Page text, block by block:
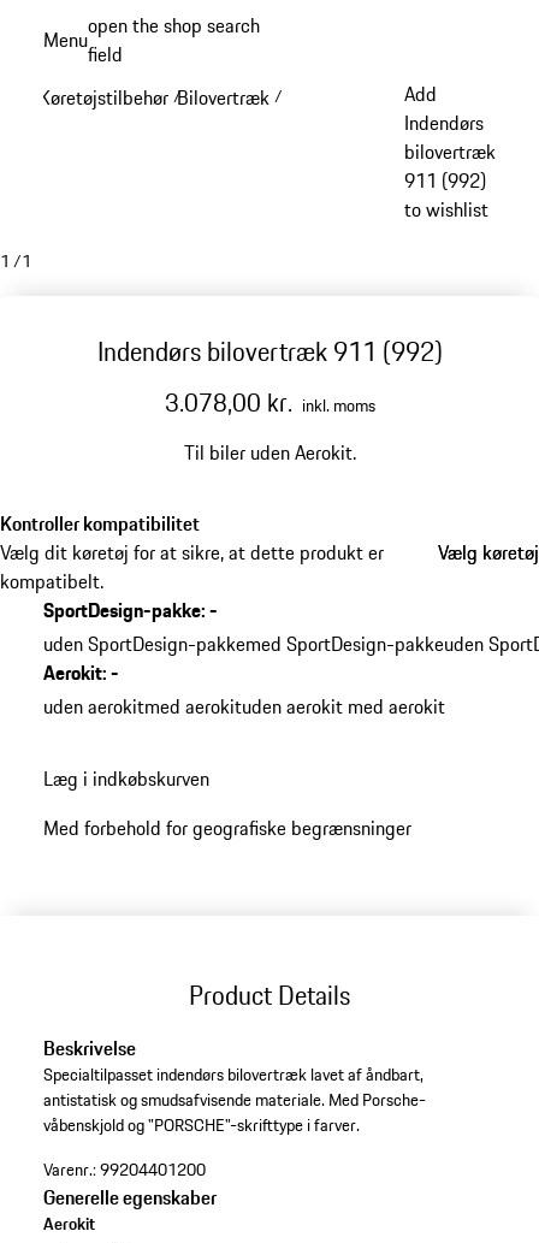
Menuopen the shop search
field
Køretøjstilbehør /Bilovertræk /
Add
Indendørs
bilovertræk
911 (992)
to wishlist
1 /1
Indendørs bilovertræk 911 (992)
3.078,00 kr. inkl. moms
Til biler uden Aerokit.
Kontroller kompatibilitet
Vælg dit køretøj for at sikre, at dette produkt er
kompatibelt.
Vælg køretøj
Vælg køretøj
SportDesign-pakke:-
uden SportDesign-pakkemed SportDesign-pakkeuden
Aerokit:-
uden aerokitmed aerokituden aerokit med aerokit
Læg i indkøbskurven
Med forbehold for geografiske begrænsninger
Product Details
Beskrivelse
Specialtilpasset indendørs bilovertræk lavet af åndbart,
antistatisk og smudsafvisende materiale. Med Porsche-
våbenskjold og "PORSCHE"-skrifttype i farver.
Varenr.:99204401200
Generelle egenskaber
Aerokit